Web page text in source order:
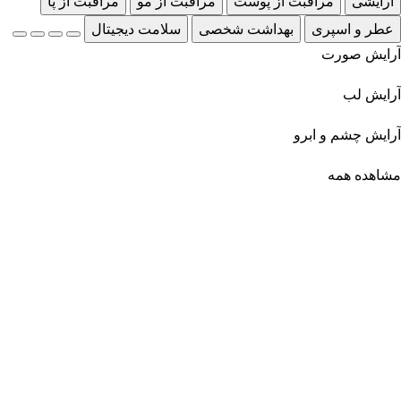
عطر و اسپری
بهداشت شخصی
سلامت دیجیتال
آرایش صورت
آرایش لب
آرایش چشم و ابرو
مشاهده همه